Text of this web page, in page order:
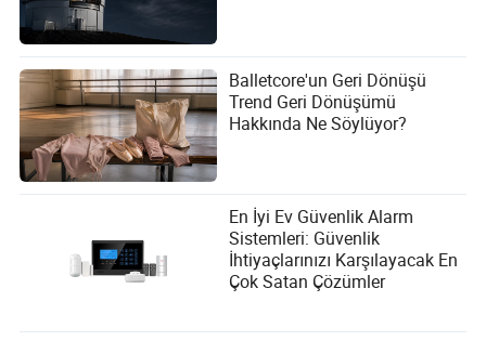
Balletcore'un Geri Dönüşü
Trend Geri Dönüşümü
Hakkında Ne Söylüyor?
En İyi Ev Güvenlik Alarm
Sistemleri: Güvenlik
İhtiyaçlarınızı Karşılayacak En
Çok Satan Çözümler